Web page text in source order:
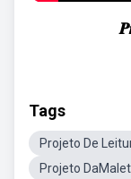
Tags
Projeto De
Projeto